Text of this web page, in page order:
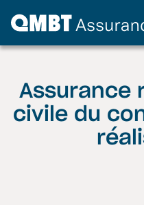
Assurance
civile du